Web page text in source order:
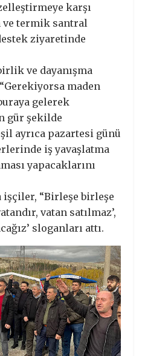
karşı
ve termik santral
ziyaretinde
ve dayanışma
maden
gelerek
gür şekilde
ayrıca pazartesi günü
iş yavaşlatma
yapacaklarını
işçiler, “Birleşe birleşe
vatan satılmaz’,
sloganları attı.